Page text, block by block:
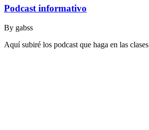
Podcast informativo
By gabss
Aquí subiré los podcast que haga en las clases